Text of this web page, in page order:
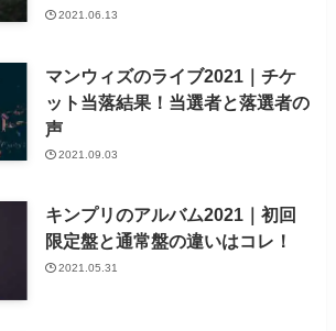
2021.06.13
マンウィズのライブ2021｜チケ
ット当落結果！当選者と落選者の
声
2021.09.03
キンプリのアルバム2021｜初回
限定盤と通常盤の違いはコレ！
2021.05.31